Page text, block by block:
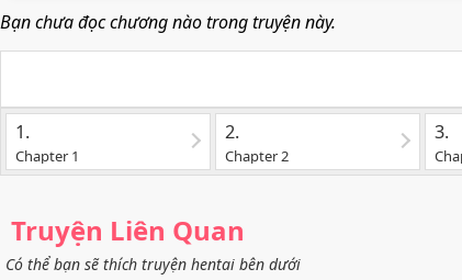
Bạn chưa đọc chương nào trong truyện này.
1.
Chapter 1
2.
Chapter 2
3.
Truyện Liên Quan
Có thể bạn sẽ thích truyện hentai bên dưới